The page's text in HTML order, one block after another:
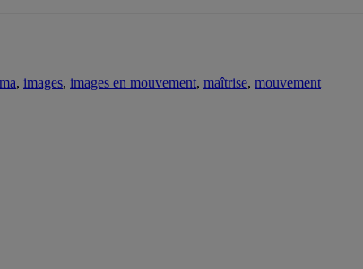
, images, images en mouvement, maîtrise, mouvement